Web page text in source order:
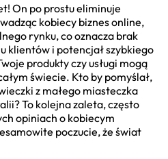
On po prostu eliminuje
kobiecy biznes online,
rynku, co oznacza brak
klientów i potencjał szybkiego
produkty czy usługi mogą
świecie. Kto by pomyślał,
z małego miasteczka
To kolejna zaleta, często
opiniach o kobiecym
poczucie, że świat